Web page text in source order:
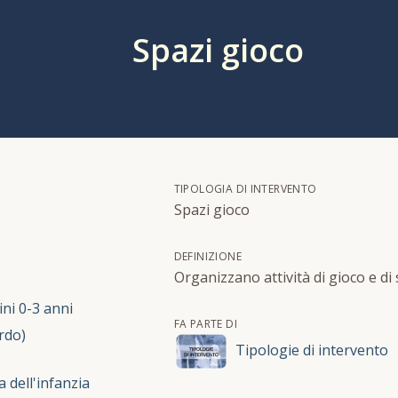
Spazi gioco
TIPOLOGIA DI INTERVENTO
Spazi gioco
DEFINIZIONE
Organizzano attività di gioco e
FA PARTE DI
Tipologie di intervento
0-3 anni
dell'infanzia